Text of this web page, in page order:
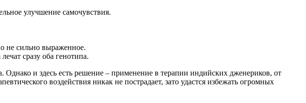
улучшение самочувствия.
не сильно выраженное.
сразу оба генотипа.
и здесь есть решение – применение в терапии индийских дженериков, от
воздействия никак не пострадает, зато удастся избежать огромных